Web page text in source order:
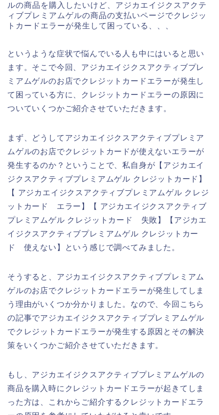
ルの商品を購入したいけど、アジカエイジクスアクテ
ィブプレミアムゲルの商品の支払いページでクレジッ
トカードエラーが発生して困っている、、、
というような症状で悩んでいる人も中にはいると思い
ます。そこで今回、アジカエイジクスアクティブプレ
ミアムゲルのお店でクレジットカードエラーが発生し
て困っている方に、クレジットカードエラーの原因に
ついていくつかご紹介させていただきます。
まず、どうしてアジカエイジクスアクティブプレミア
ムゲルのお店でクレジットカードが使えないエラーが
発生するのか？ということで、私自身が【アジカエイ
ジクスアクティブプレミアムゲル クレジットカード】
【 アジカエイジクスアクティブプレミアムゲル クレジ
ットカード エラー】【 アジカエイジクスアクティブ
プレミアムゲル クレジットカード 失敗】【アジカエ
イジクスアクティブプレミアムゲル クレジットカー
ド 使えない】という感じで調べてみました。
そうすると、アジカエイジクスアクティブプレミアム
ゲルのお店でクレジットカードエラーが発生してしま
う理由がいくつか分かりました。なので、今回こちら
の記事でアジカエイジクスアクティブプレミアムゲル
でクレジットカードエラーが発生する原因とその解決
策をいくつかご紹介させていただきます。
もし、アジカエイジクスアクティブプレミアムゲルの
商品を購入時にクレジットカードエラーが起きてしま
った方は、これからご紹介するクレジットカードエラ